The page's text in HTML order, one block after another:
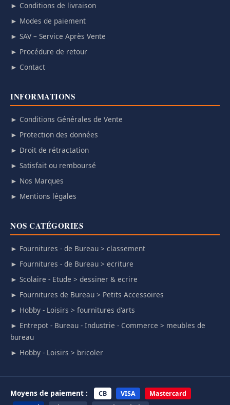
► Conditions de livraison
► Modes de paiement
► SAV – Service Après Vente
► Procédure de retour
► Contact
INFORMATIONS
► Conditions Générales de Vente
► Protection des données
► Droit de rétractation
► Satisfait ou remboursé
► Nos Marques
► Mentions légales
NOS CATÉGORIES
► Fournitures - de Bureau > classement
► Fournitures - de Bureau > ecriture
► Scolaire - Etude > dessiner & ecrire
► Fournitures de Bureau > Petits Accessoires
► Hobby - Loisirs > fournitures d'arts
► Entrepot - Bureau - Industrie - Commerce > meubles de
bureau
► Hobby - Loisirs > bricoler
Moyens de paiement : CB VISA
Mastercard